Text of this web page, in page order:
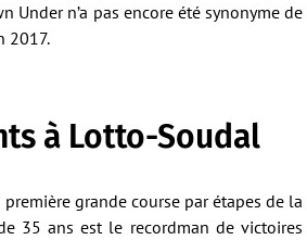
Under n’a pas encore été synonyme de
2017.
à Lotto-Soudal
grande course par étapes de la
35 ans est le recordman de victoires